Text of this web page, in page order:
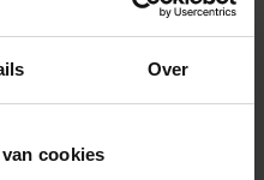
Over
cookies